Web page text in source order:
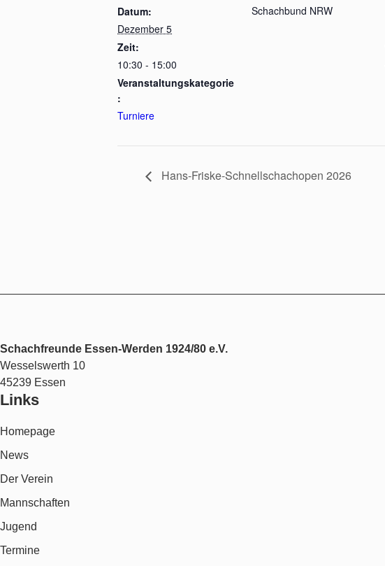
Datum:
Dezember 5
Zeit:
10:30 - 15:00
Veranstaltungskategorie
:
Turniere
Schachbund NRW
Hans-Friske-Schnellschachopen 2026
Schachfreunde Essen-Werden 1924/80 e.V.
Wesselswerth 10
45239 Essen
Links
Homepage
News
Der Verein
Mannschaften
Jugend
Termine